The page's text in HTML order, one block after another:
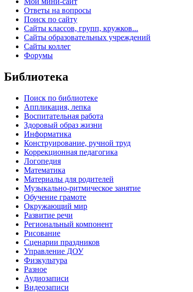
Ответы на вопросы
Поиск по сайту
Сайты классов, групп, кружков...
Сайты образовательных учреждений
Сайты коллег
Форумы
Библиотека
Поиск по библиотеке
Аппликация, лепка
Воспитательная работа
Здоровый образ жизни
Информатика
Конструирование, ручной труд
Коррекционная педагогика
Логопедия
Математика
Материалы для родителей
Музыкально-ритмическое занятие
Обучение грамоте
Окружающий мир
Развитие речи
Региональный компонент
Рисование
Сценарии праздников
Управление ДОУ
Физкультура
Разное
Аудиозаписи
Видеозаписи